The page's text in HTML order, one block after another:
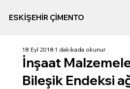
ESKİŞEHİR ÇİMENTO
İnşaat
Bileşik Endeksi
18 Eyl 20181 dakikada okunur